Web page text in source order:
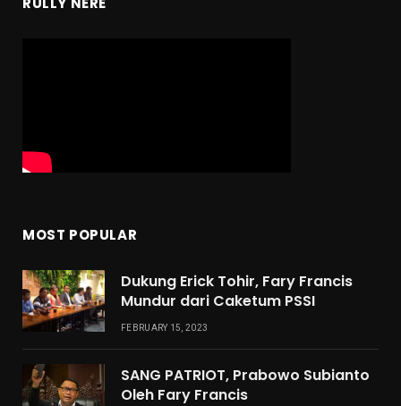
MOST POPULAR
Dukung Erick Tohir, Fary Francis
Mundur dari Caketum PSSI
FEBRUARY 15, 2023
SANG PATRIOT, Prabowo Subianto
Oleh Fary Francis